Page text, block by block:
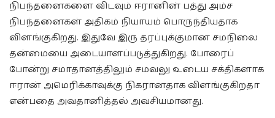
நிபந்தனைகளை விடவும் ஈரானின் பத்து அம்ச
நிபந்தனைகள் அதிகம் நியாயம் பொருந்தியதாக
விளங்குகிறது. இதுவே இரு தரப்புக்குமான சமநிலை
தன்மையை அடையாளப்படுத்துகிறது. போரைப்
போன்று சமாதானத்திலும் சமவலு உடைய சக்திகளாக
ஈரான் அமெரிக்காவுக்கு நிகரானதாக விளங்குகிறதா
என்பதை அவதானித்தல் அவசியமானது.